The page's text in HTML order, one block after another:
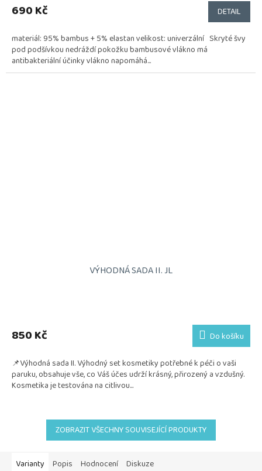
690 Kč DETAIL
materiál: 95% bambus + 5% elastan velikost: univerzální Skryté švy
pod podšívkou nedráždí pokožku bambusové vlákno má
antibakteriální účinky vlákno napomáhá...
VÝHODNÁ SADA II. JL
850 Kč Do košíku
📌Výhodná sada II. Výhodný set kosmetiky potřebné k péči o vaši
paruku, obsahuje vše, co Váš účes udrží krásný, přirozený a vzdušný.
Kosmetika je testována na citlivou...
ZOBRAZIT VŠECHNY SOUVISEJÍCÍ PRODUKTY
Varianty Popis Hodnocení Diskuze